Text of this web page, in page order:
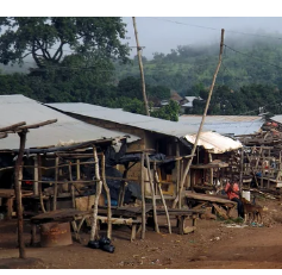
berlin
nord
wahrheit
verlag
verlag